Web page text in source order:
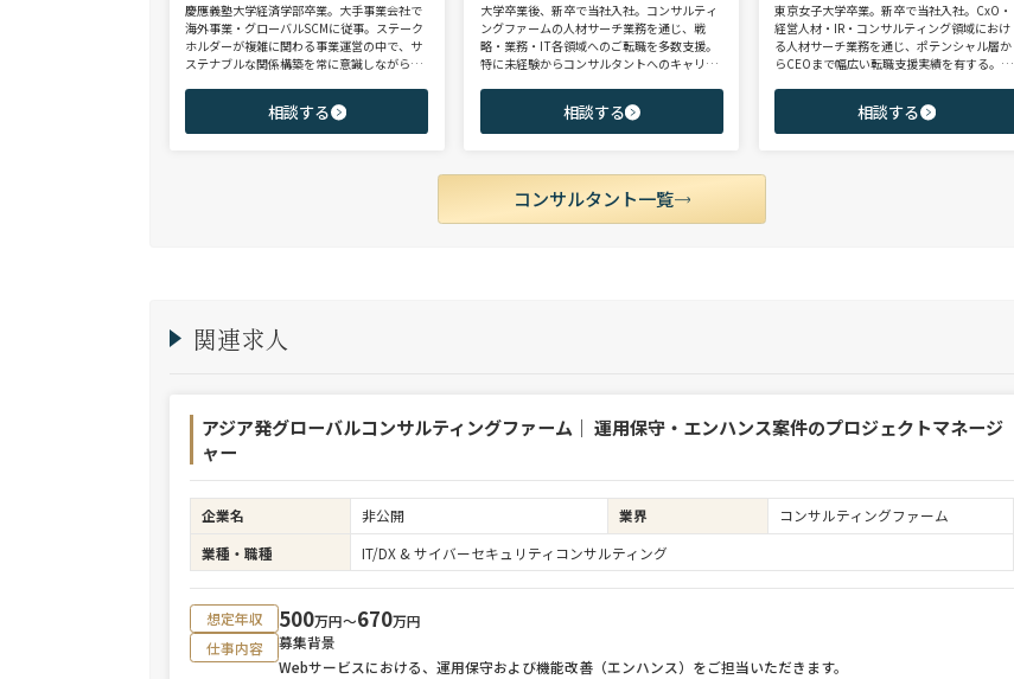
慶應義塾大学経済学部卒業。大手事業会社で
海外事業・グローバルSCMに従事。ステーク
ホルダーが複雑に関わる事業運営の中で、サ
ステナブルな関係構築を常に意識しながら意
商社、投資銀行、大手事業会社を始めとする
幅広い領域で、若手～エグゼクティブまでご
相談する
大学卒業後、新卒で当社入社。コンサルティ
ングファームの人材サーチ業務を通じ、戦
略・業務・IT各領域へのご転職を多数支援。
特に未経験からコンサルタントへのキャリア
ご志向と市場動向を踏まえ最適なキャリアを
ご提案させていただきます。
相談する
東京女子大学卒業。新卒で当社入社。CxO・
経営人材・IR・コンサルティング領域におけ
る人材サーチ業務を通じ、ポテンシャル層か
らCEOまで幅広い転職支援実績を有する。コ
領域を中心に担当。未経験・ポテンシャル層
からミドル・ハイクラス層まで、年代・職階
相談する
コンサルタント一覧
関連求人
アジア発グローバルコンサルティングファーム｜ 運用保守・エンハンス案件のプロジェクトマネージ
ャー
企業名 非公開 業界
コンサルティングファーム
業種・職種
IT/DX & サイバーセキュリティコンサルティング
想定年収 500万円〜670万円
仕事内容
募集背景
Webサービスにおける、運用保守および機能改善（エンハンス）をご担当いただきます。